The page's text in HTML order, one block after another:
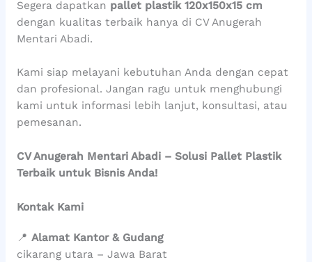
Segera dapatkan pallet plastik 120x150x15 cm
dengan kualitas terbaik hanya di CV Anugerah
Mentari Abadi.
Kami siap melayani kebutuhan Anda dengan cepat
dan profesional. Jangan ragu untuk menghubungi
kami untuk informasi lebih lanjut, konsultasi, atau
pemesanan.
CV Anugerah Mentari Abadi – Solusi Pallet Plastik
Terbaik untuk Bisnis Anda!
Kontak Kami
📍 Alamat Kantor & Gudang
cikarang utara – Jawa Barat